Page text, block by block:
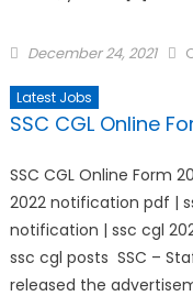
December 24, 2021
Latest Jobs
SSC CGL Online
SSC CGL Online Form
2022 notification pdf |
notification | ssc cgl
ssc cgl posts SSC –
released the